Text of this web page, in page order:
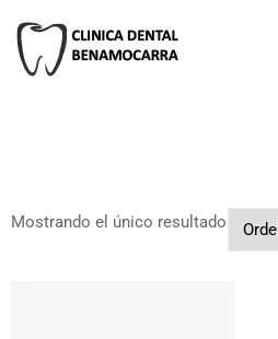
Mostrando el único resultado